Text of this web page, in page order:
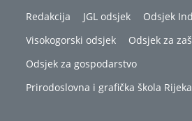
Redakcija
JGL odsjek
Odsjek
Visokogorski odsjek
Odsjek za
Odsjek za gospodarstvo
Prirodoslovna i grafička škola Rijeka